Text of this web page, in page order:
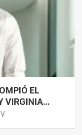
EL
VIRGINIA
VIDAS”